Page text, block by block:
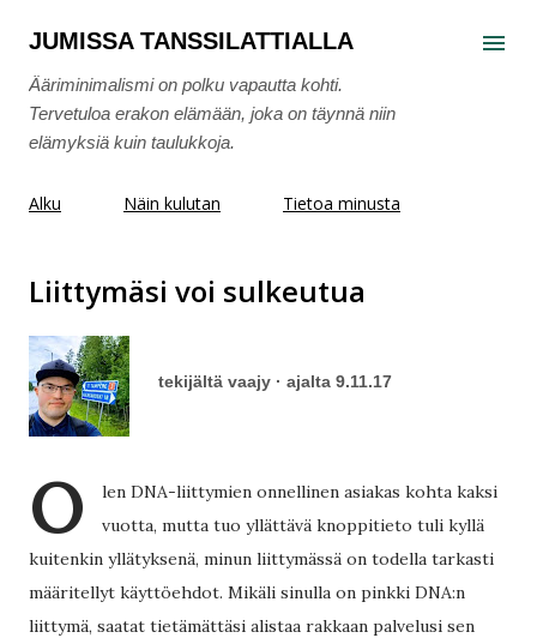
Siirry pääsisältöön
JUMISSA TANSSILATTIALLA
Ääriminimalismi on polku vapautta kohti.
Tervetuloa erakon elämään, joka on täynnä niin
elämyksiä kuin taulukkoja.
Alku Näin kulutan Tietoa minusta
Liittymäsi voi sulkeutua
tekijältä vaajy ajalta 9.11.17
O
len DNA-liittymien onnellinen asiakas kohta kaksi
vuotta, mutta tuo yllättävä knoppitieto tuli kyllä
kuitenkin yllätyksenä, minun liittymässä on todella tarkasti
määritellyt käyttöehdot. Mikäli sinulla on pinkki DNA:n
liittymä, saatat tietämättäsi alistaa rakkaan palvelusi sen